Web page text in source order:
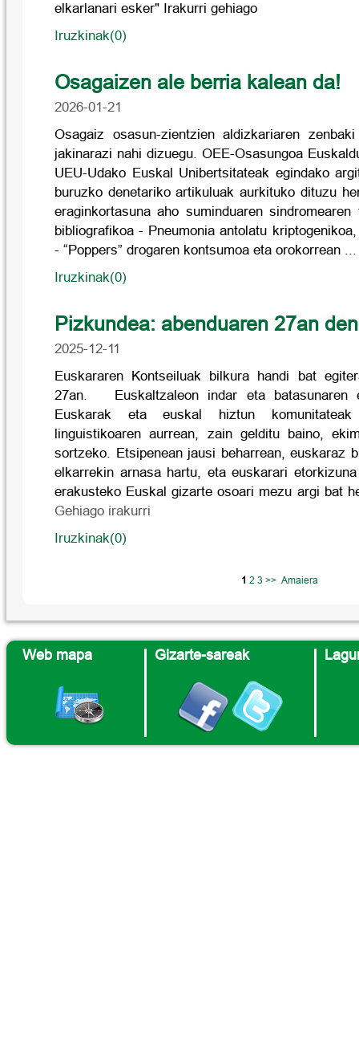
elkarlanari esker" Irakurri gehiago
Iruzkinak(0)
Osagaizen ale berria kalean da!
2026-01-21
Osagaiz osasun-zientzien aldizkariaren
jakinarazi nahi dizuegu. OEE-Osasungoa
UEU-Udako Euskal Unibertsitateak egindako
buruzko denetariko artikuluak aurkituko dituzu
eraginkortasuna aho suminduaren sindromearen
bibliografikoa - Pneumonia antolatu
- “Poppers” drogaren kontsumoa eta orokorrean
Iruzkinak(0)
Pizkundea: abenduaren 27an
2025-12-11
Euskararen Kontseiluak bilkura handi bat
27an. Euskaltzaleon indar eta batasunaren
Euskarak eta euskal hiztun
linguistikoaren aurrean, zain gelditu baino,
sortzeko. Etsipenean jausi beharrean, euskaraz
elkarrekin arnasa hartu, eta euskarari
erakusteko Euskal gizarte osoari mezu argi bat
Gehiago irakurri
Iruzkinak(0)
1 2 3 >> Amaiera
Web mapa Gizarte-sareak